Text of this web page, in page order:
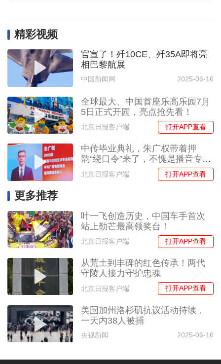
精彩视频
官宣了！歼10CE、歼35A即将亮
相巴黎航展
中国新闻网 2025-06-16
全球最大、中国首座乐高乐园7月
5日正式开园，亮点抢先看！
北京日报客户端 打开APP查看
中传毕业典礼，朱广权带着押
韵“绕口令”来了，不愧是播音专业
的！
北京日报客户端 打开APP查看
更多推荐
叶一飞创造历史，中国车手首次
站上勒芒最高领奖台！
北京日报客户端 打开APP查看
从荒土到丰碑的红色传承！两代
守陵人接力守护忠魂
北京日报客户端 打开APP查看
美国加州洛杉矶抗议活动持续，
一天内38人被捕
央视新闻 2025-06-16